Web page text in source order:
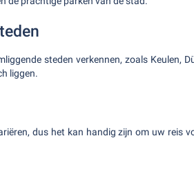
steden verkennen, zoals Keulen,
liggen.
dus het kan handig zijn om uw reis